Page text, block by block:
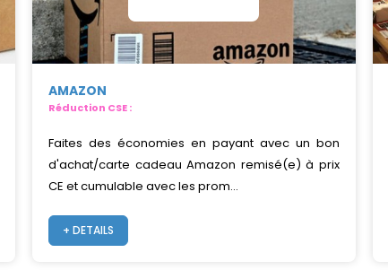
AMAZON
Réduction CSE :
Faites des économies en payant avec un bon
d'achat/carte cadeau Amazon remisé(e) à prix
CE et cumulable avec les prom...
+ DETAILS